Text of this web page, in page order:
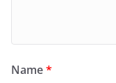
Name*